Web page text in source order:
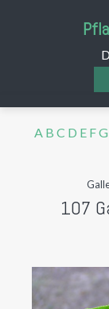
A B C D E FG
107